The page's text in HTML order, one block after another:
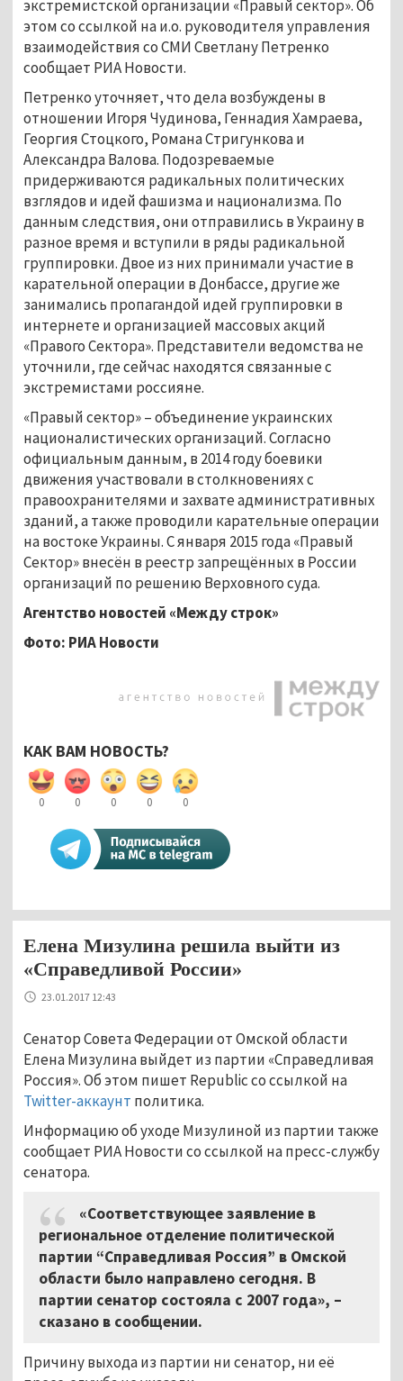
экстремистской организации «Правый сектор». Об
этом со ссылкой на и.о. руководителя управления
взаимодействия со СМИ Светлану Петренко
сообщает РИА Новости.
Петренко уточняет, что дела возбуждены в
отношении Игоря Чудинова, Геннадия Хамраева,
Георгия Стоцкого, Романа Стригункова и
Александра Валова. Подозреваемые
придерживаются радикальных политических
взглядов и идей фашизма и национализма. По
данным следствия, они отправились в Украину в
разное время и вступили в ряды радикальной
группировки. Двое из них принимали участие в
карательной операции в Донбассе, другие же
занимались пропагандой идей группировки в
интернете и организацией массовых акций
«Правого Сектора». Представители ведомства не
уточнили, где сейчас находятся связанные с
экстремистами россияне.
«Правый сектор» – объединение украинских
националистических организаций. Согласно
официальным данным, в 2014 году боевики
движения участвовали в столкновениях с
правоохранителями и захвате административных
зданий, а также проводили карательные операции
на востоке Украины. С января 2015 года «Правый
Сектор» внесён в реестр запрещённых в России
организаций по решению Верховного суда.
Агентство новостей «Между строк»
Фото: РИА Новости
КАК ВАМ НОВОСТЬ?
0 0 0 0 0
Елена Мизулина решила выйти из
«Справедливой России»
23.01.2017 12:43
Сенатор Совета Федерации от Омской области
Елена Мизулина выйдет из партии «Справедливая
Россия». Об этом пишет Republic со ссылкой на
Twitter-аккаунт политика.
Информацию об уходе Мизулиной из партии также
сообщает РИА Новости со ссылкой на пресс-службу
сенатора.
«Соответствующее заявление в
региональное отделение политической
партии “Справедливая Россия” в Омской
области было направлено сегодня. В
партии сенатор состояла с 2007 года», –
сказано в сообщении.
Причину выхода из партии ни сенатор, ни её